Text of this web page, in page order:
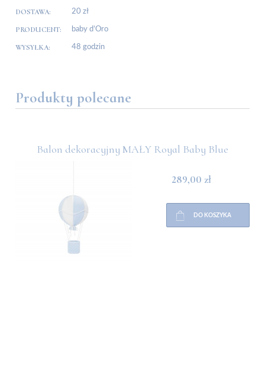
DOSTAWA: 20 zł
PRODUCENT: baby d’Oro
WYSYŁKA: 48 godzin
Produkty polecane
Balon dekoracyjny MAŁY Royal Baby Blue
289,00 zł
DO KOSZYKA